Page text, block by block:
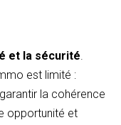
et la sécurité.
est limité :
la cohérence
opportunité et